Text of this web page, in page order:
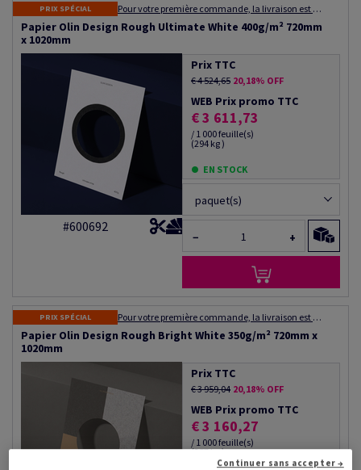
PRIX SPÉCIAL Pour votre première commande, la livraison est gratuite ! Expédition dans les 48 à 72 heures
Papier Olin Design Rough Ultimate White 400g/m² 720mm
x 1020mm
#600692
Prix TTC
€ 4 524,65 20,18% OFF
WEB Prix promo TTC
€ 3 611,73
/ 1 000 feuille(s)
(294 kg )
EN STOCK
paquet(s)
− +
PRIX SPÉCIAL Pour votre première commande, la livraison est gratuite ! Expédition dans les 48 à 72 heures
Papier Olin Design Rough Bright White 350g/m² 720mm x
1020mm
Prix TTC
€ 3 959,04 20,18% OFF
WEB Prix promo TTC
€ 3 160,27
/ 1 000 feuille(s)
(257 kg )
Continuer sans accepter →